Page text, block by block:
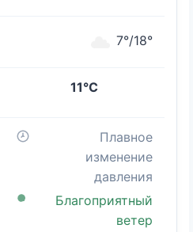
7°/18°
11°C
Плавное
изменение
давления
Благоприятный
ветер